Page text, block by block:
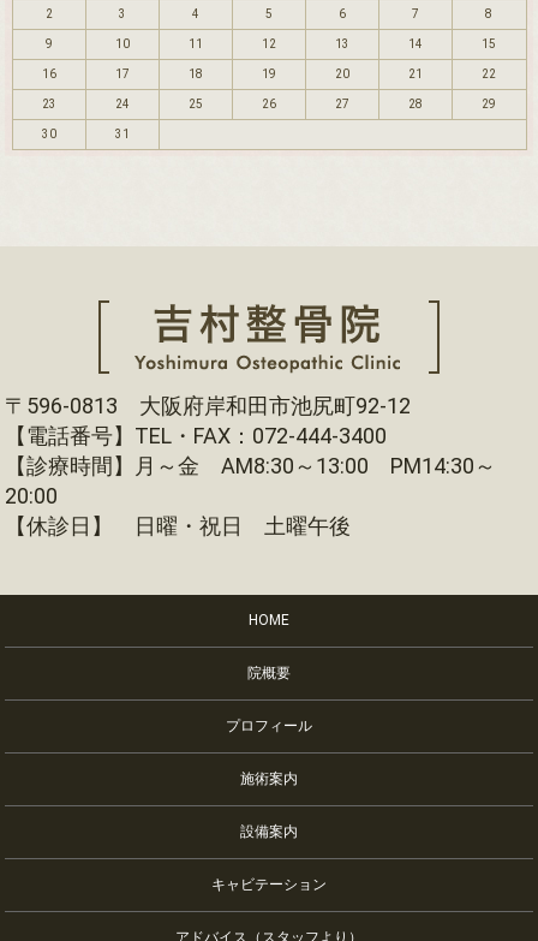
2 3 4 5 6 7 8
9 10 11 12 13 14 15
16 17 18 19 20 21 22
23 24 25 26 27 28 29
30 31
〒596-0813 大阪府岸和田市池尻町92-12
【電話番号】TEL・FAX：072-444-3400
【診療時間】月～金 AM8:30～13:00 PM14:30～
20:00
【休診日】 日曜・祝日 土曜午後
HOME
院概要
プロフィール
施術案内
設備案内
キャビテーション
アドバイス（スタッフより）